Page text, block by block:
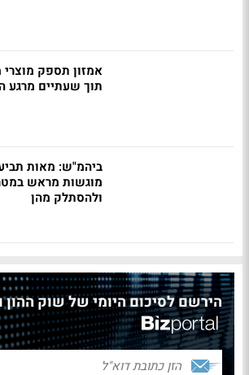
אמזון תספק מוצרי
תוך שעתיים מרגע
ביהמ"ש: מאות
מוגשות מראש
ולהסתלק מהן
הירשם לסיכום היומי של שוק